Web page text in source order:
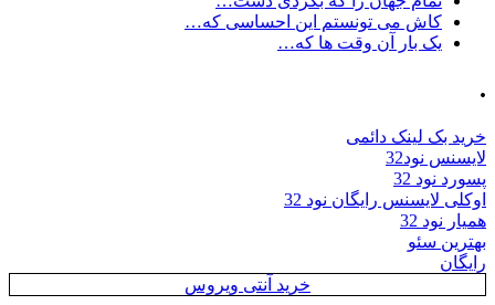
کاش می تونستم این احساسی که…
یک بار آن وقت ها که…
.
خرید بک لینک دائمی
لایسنس نود32
پسورد نود 32
اوکلی لایسنس رایگان نود 32
همیار نود 32
بهترین سئو
رایگان
خرید آنتی ویروس